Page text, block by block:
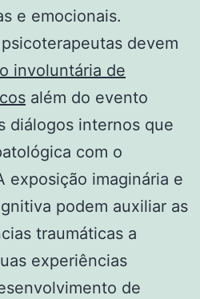
e emocionais.
devem
involuntária de
além do evento
diálogos internos que
com o
exposição imaginária e
podem auxiliar as
traumáticas a
experiências
de